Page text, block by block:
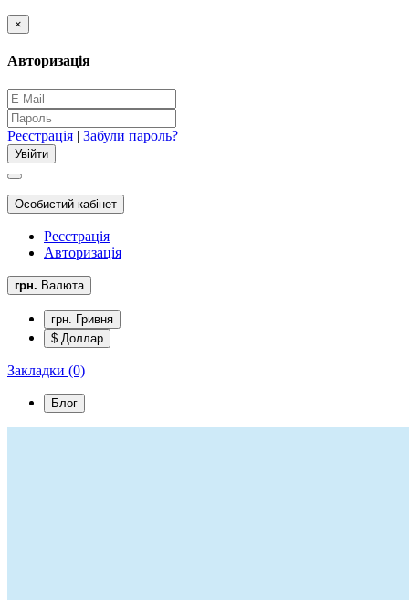
×
Авторизація
Реєстрація | Забули пароль?
Особистий кабінет
Реєстрація
Авторизація
грн. Валюта
грн. Гривня
$ Доллар
Закладки (0)
Блог